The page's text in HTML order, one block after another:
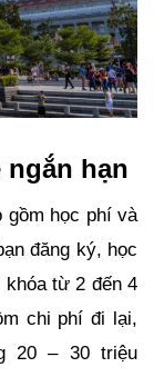
hạn
gồm học phí và
đăng ký, học
khóa từ 2 đến 4
chi phí đi lại,
20 – 30 triệu